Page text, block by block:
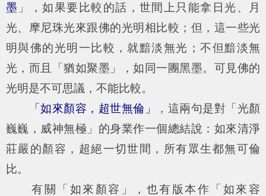
墨 」，如果要比較的話，世間上只能拿日光、月
光、摩尼珠光來跟佛的光明相比較；但，這一些光
明與佛的光明一比較，就黯淡無光；不但黯淡無
光，而且「猶如聚墨」，如同一團黑墨。可見佛的
光明是不可思議，不能比較。
「如來顏容，超世無倫」
，這兩句是對「光顏
巍巍，威神無極」的身業作一個總結說：如來清淨
莊嚴的顏容，超絕一切世間，所有眾生都無可倫
比。
有關「如來顏容」，也有版本作「如來容